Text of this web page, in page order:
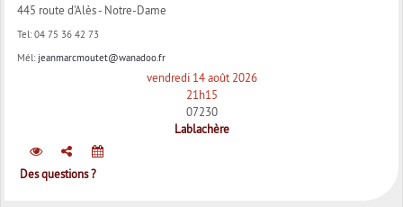
445 route d'Alès - Notre-Dame
Tel: 04 75 36 42 73
Mél: jeanmarcmoutet@wanadoo.fr
vendredi 14 août 2026
21h15
07230
Lablachère
Des questions ?